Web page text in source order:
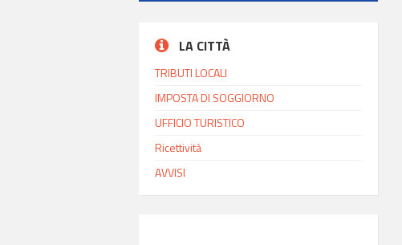
LA CITTÀ
TRIBUTI LOCALI
IMPOSTA DI SOGGIORNO
UFFICIO TURISTICO
Ricettività
AVVISI